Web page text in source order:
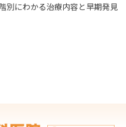
別にわかる治療内容と早期発見